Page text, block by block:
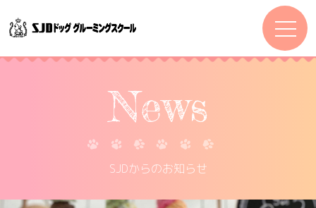
News
SJDからのお知らせ